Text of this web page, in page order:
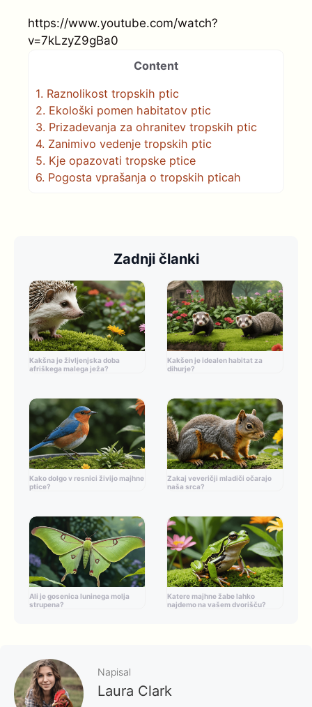
https://www.youtube.com/watch?
v=7kLzyZ9gBa0
Content
1. Raznolikost tropskih ptic
2. Ekološki pomen habitatov ptic
3. Prizadevanja za ohranitev tropskih ptic
4. Zanimivo vedenje tropskih ptic
5. Kje opazovati tropske ptice
6. Pogosta vprašanja o tropskih pticah
Zadnji članki
Kakšna je življenjska doba
afriškega malega ježa?
Kakšen je idealen habitat za
dihurje?
Kako dolgo v resnici živijo majhne
ptice?
Zakaj veveričji mladiči očarajo
naša srca?
Ali je gosenica luninega molja
strupena?
Katere majhne žabe lahko
najdemo na vašem dvorišču?
Napisal
Laura Clark